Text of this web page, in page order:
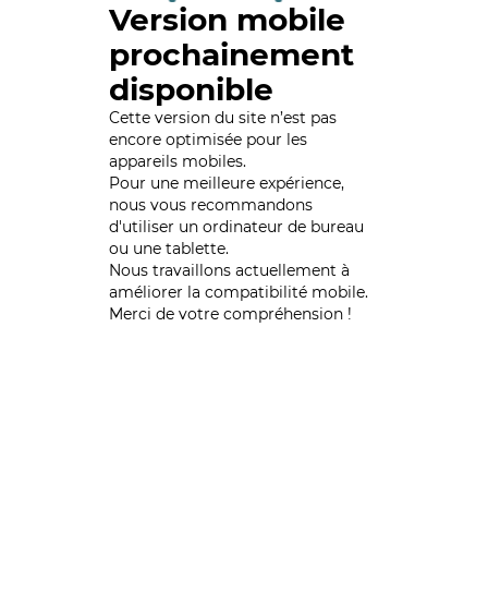
Version mobile
prochainement
disponible
Cette version du site n’est pas
encore optimisée pour les
appareils mobiles.
Pour une meilleure expérience,
nous vous recommandons
d'utiliser un ordinateur de bureau
ou une tablette.
Nous travaillons actuellement à
améliorer la compatibilité mobile.
Merci de votre compréhension !